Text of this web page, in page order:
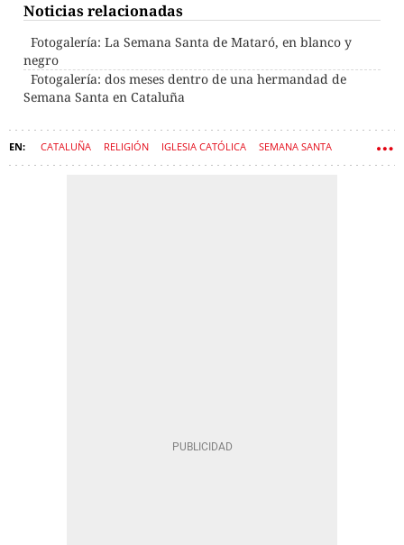
Noticias relacionadas
Fotogalería: La Semana Santa de Mataró, en blanco y
negro
Fotogalería: dos meses dentro de una hermandad de
Semana Santa en Cataluña
CATALUÑA RELIGIÓN IGLESIA CATÓLICA SEMANA SANTA